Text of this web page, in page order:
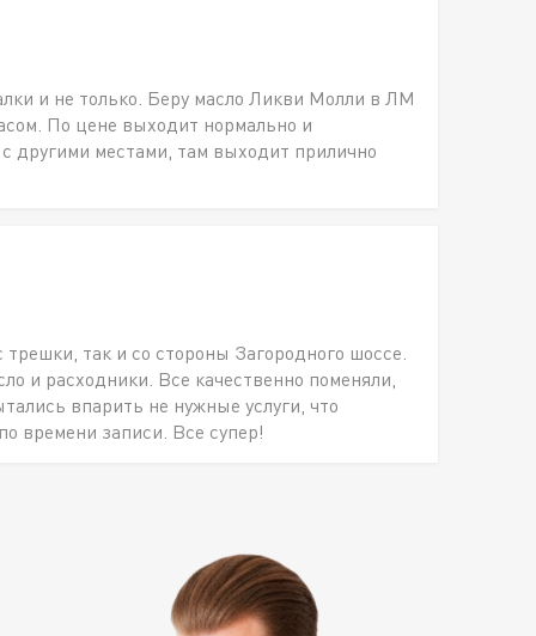
и не только. Беру масло Ликви Молли в ЛМ
По цене выходит нормально и
другими местами, там выходит прилично
так и со стороны Загородного шоссе.
и расходники. Все качественно поменяли,
впарить не нужные услуги, что
времени записи. Все супер!